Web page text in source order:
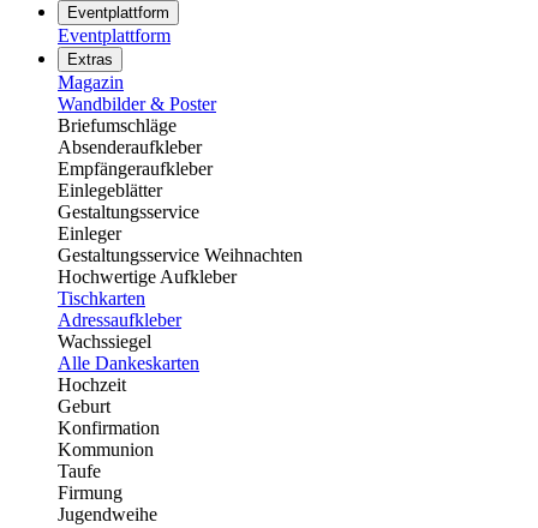
Eventplattform
Eventplattform
Extras
Magazin
Wandbilder & Poster
Briefumschläge
Absenderaufkleber
Empfängeraufkleber
Einlegeblätter
Gestaltungsservice
Einleger
Gestaltungsservice Weihnachten
Hochwertige Aufkleber
Tischkarten
Adressaufkleber
Wachssiegel
Alle Dankeskarten
Hochzeit
Geburt
Konfirmation
Kommunion
Taufe
Firmung
Jugendweihe